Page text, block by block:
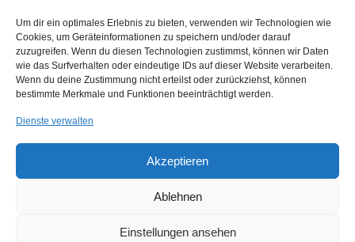
Um dir ein optimales Erlebnis zu bieten, verwenden wir Technologien wie
Cookies, um Geräteinformationen zu speichern und/oder darauf
zuzugreifen. Wenn du diesen Technologien zustimmst, können wir Daten
wie das Surfverhalten oder eindeutige IDs auf dieser Website verarbeiten.
Wenn du deine Zustimmung nicht erteilst oder zurückziehst, können
bestimmte Merkmale und Funktionen beeinträchtigt werden.
Dienste verwalten
Akzeptieren
Ablehnen
Einstellungen ansehen